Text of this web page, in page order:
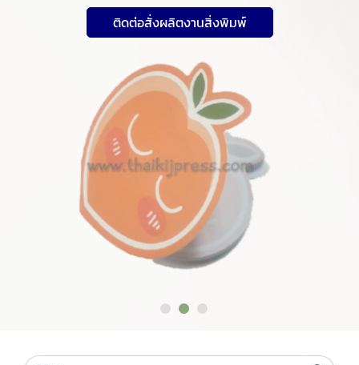
ติดต่อสั่งผลิตงานสิ่งพิมพ์